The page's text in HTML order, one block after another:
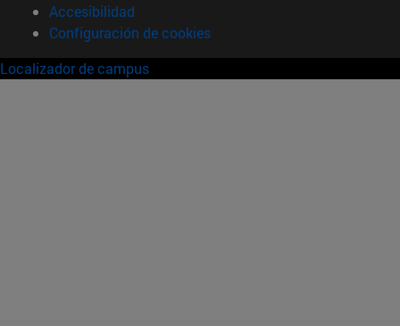
Accesibilidad
Configuración de cookies
Localizador de campus